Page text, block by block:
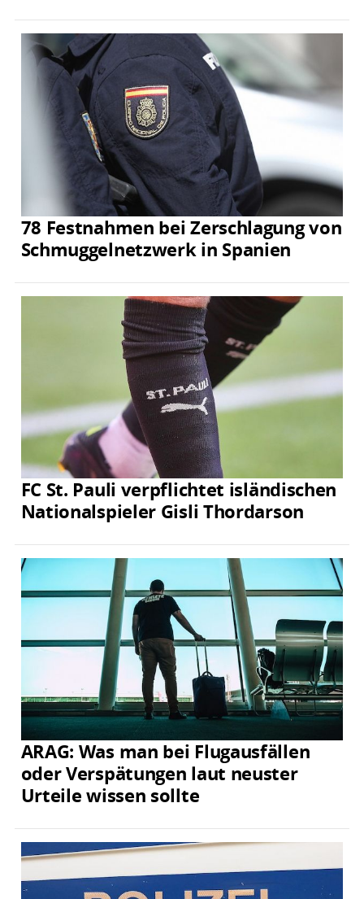
78 Festnahmen bei Zerschlagung von
Schmuggelnetzwerk in Spanien
FC St. Pauli verpflichtet isländischen
Nationalspieler Gisli Thordarson
ARAG: Was man bei Flugausfällen
oder Verspätungen laut neuster
Urteile wissen sollte